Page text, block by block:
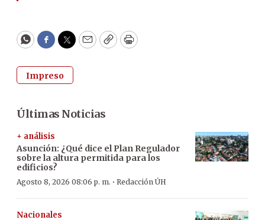
WhatsApp
Facebook
Twitter
EmailCopyPrint
Impreso
Últimas Noticias
+ análisis
Asunción: ¿Qué dice el Plan Regulador
sobre la altura permitida para los
edificios?
Agosto 8, 2026 08:06 p. m. · Redacción ÚH
Nacionales